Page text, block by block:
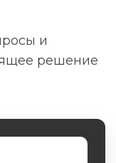
и
решение